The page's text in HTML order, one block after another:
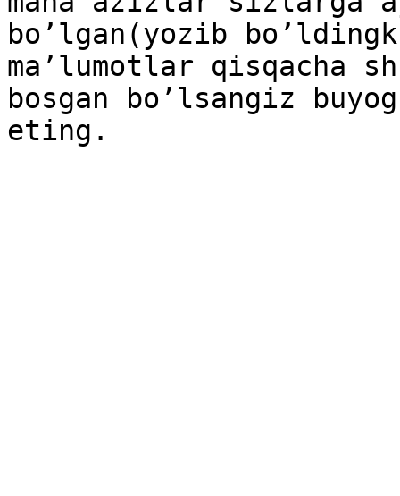
bo’lgan(yozib
ma’lumotlar qisqacha
bosgan bo’lsangiz